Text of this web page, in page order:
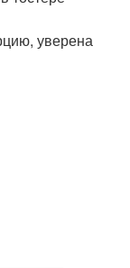
уверена